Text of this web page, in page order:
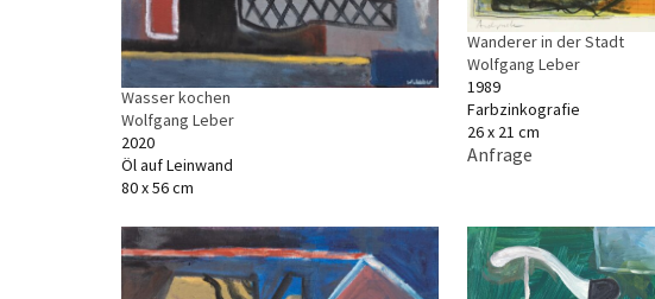
Wasser kochen
Wolfgang Leber
2020
Öl auf Leinwand
80 x 56 cm
Wanderer in der Stadt
Wolfgang Leber
1989
Farbzinkografie
26 x 21 cm
Anfrage